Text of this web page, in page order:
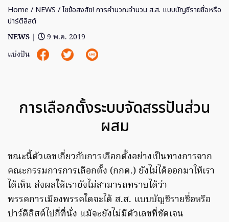
Home / NEWS / ไขข้อสงสัย! การคำนวณจำนวน ส.ส. แบบบัญชีรายชื่อหรือ
ปาร์ตีลิสต์
NEWS |
9 พ.ค. 2019
แบ่งปัน
การเลือกตั้งระบบจัดสรรปันส่วน
ผสม
ขณะนี้ตัวเลขเกี่ยวกับการเลือกตั้งอย่างเป็นทางการจาก
คณะกรรมการการเลือกตั้ง (กกต.) ยังไม่ได้ออกมาให้เรา
ได้เห็น ส่งผลให้เรายังไม่สามารถทราบได้ว่า
พรรคการเมืองพรรคใดจะได้ ส.ส. แบบบัญชีรายชื่อหรือ
ปาร์ตีลิสต์ไปกี่ที่นั่ง แม้จะยังไม่มีตัวเลขที่ชัดเจน